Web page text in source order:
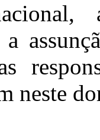
neste